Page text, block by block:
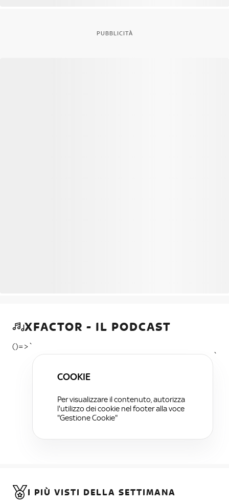
PUBBLICITÀ
XFACTOR - IL PODCAST
()=>`
COOKIE
Per visualizzare il contenuto, autorizza
l'utilizzo dei cookie nel footer alla voce
"Gestione Cookie"
`
I PIÙ VISTI DELLA SETTIMANA